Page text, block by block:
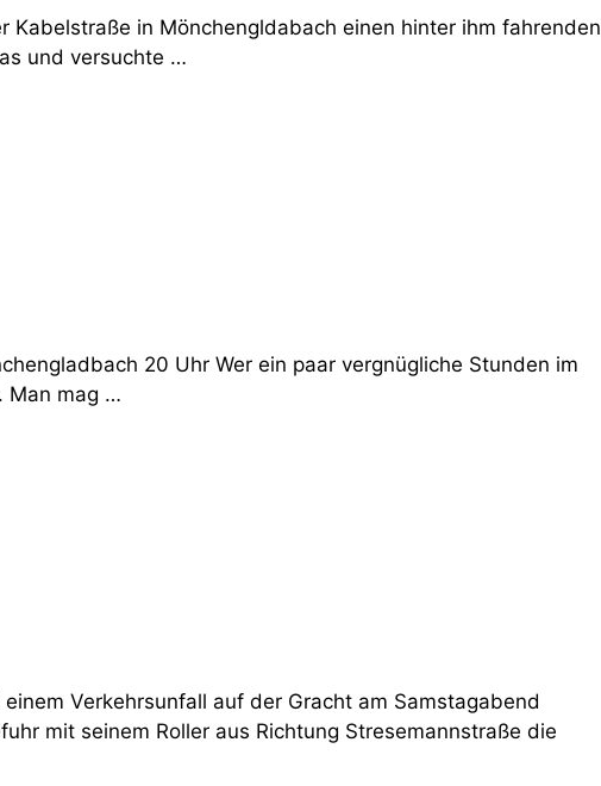
in Mönchengldabach einen hinter ihm fahrenden
und versuchte …
20 Uhr Wer ein paar vergnügliche Stunden im
Man mag …
Verkehrsunfall auf der Gracht am Samstagabend
mit seinem Roller aus Richtung Stresemannstraße die